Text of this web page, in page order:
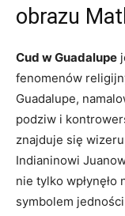
obrazu
Cud w Guadalupe
fenomenów
Guadalupe,
podziw i
znajduje się
Indianinowi
nie tylko wpłynęło⁢
symbolem